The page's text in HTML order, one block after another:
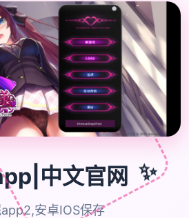
中文官网 ✨
安卓IOS保存